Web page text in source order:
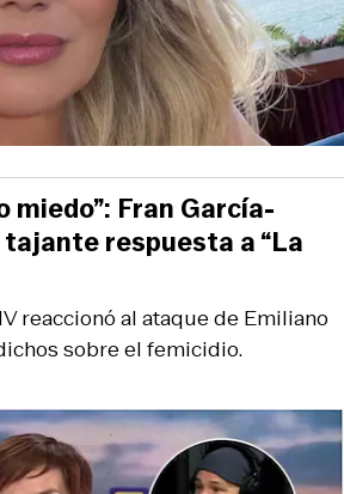
reaccionó al ataque de Emiliano
sobre el femicidio.
miedo”: Fran García-
respuesta a “La